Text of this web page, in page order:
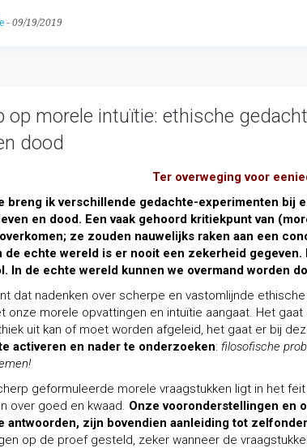
- 09/19/2019
op morele intuïtie: ethische
dood
Ter overweging voor
breng ik verschillende gedachte-experimenten bij
en dood. Een vaak gehoord kritiekpunt van
ze zouden nauwelijks raken aan een
de echte wereld is er nooit een zekerheid
In de echte wereld kunnen we overmand worden
dat nadenken over scherpe en vastomlijnde
onze morele opvattingen en intuïtie aangaat. Het
uit kan of moet worden afgeleid, het gaat er bij
activeren en nader te onderzoeken: filosofische
geformuleerde morele vraagstukken ligt in het
over goed en kwaad. Onze vooronderstellingen en
antwoorden, zijn bovendien aanleiding tot
op de proef gesteld, zeker wanneer de